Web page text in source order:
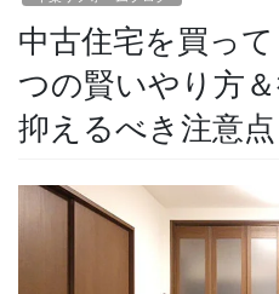
中古住宅を買っ
つの賢いやり方
抑えるべき注意点